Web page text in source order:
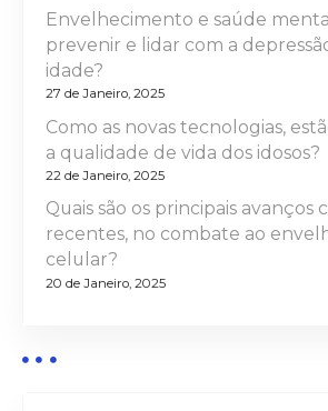
Envelhecimento e saúde
prevenir e lidar com a
idade?
27 de Janeiro, 2025
Como as novas tecnologias,
a qualidade de vida dos idosos?
22 de Janeiro, 2025
Quais são os principais avanços
recentes, no combate ao
celular?
20 de Janeiro, 2025